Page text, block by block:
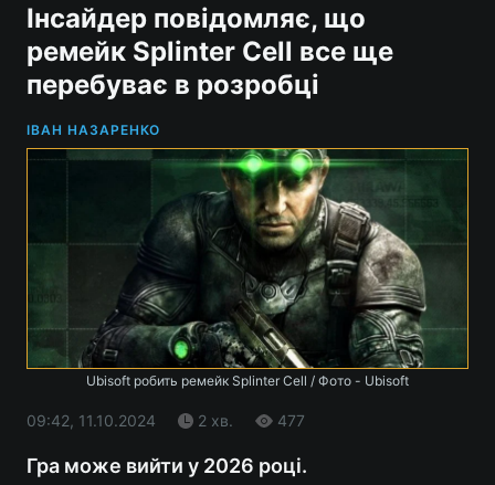
Інсайдер повідомляє, що
ремейк Splinter Cell все ще
перебуває в розробці
ІВАН НАЗАРЕНКО
Ubisoft робить ремейк Splinter Cell / Фото - Ubisoft
09:42, 11.10.2024 2 хв. 477
Гра може вийти у 2026 році.